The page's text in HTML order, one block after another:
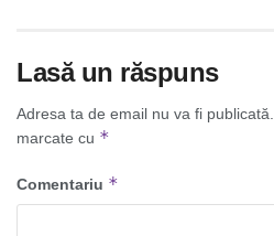
Lasă un răspuns
Adresa ta de email nu va fi publicată.
marcate cu *
Comentariu *